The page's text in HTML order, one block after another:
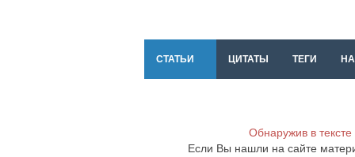
СТАТЬИ ЦИТАТЫ ТЕГИ
Обнаружив в
Если Вы нашли на сайте